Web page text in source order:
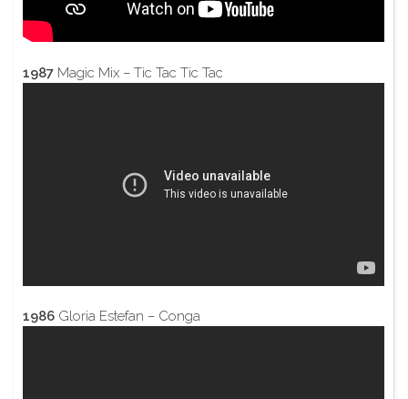
1987 Magic Mix – Tic Tac Tic Tac
1986 Gloria Estefan – Conga